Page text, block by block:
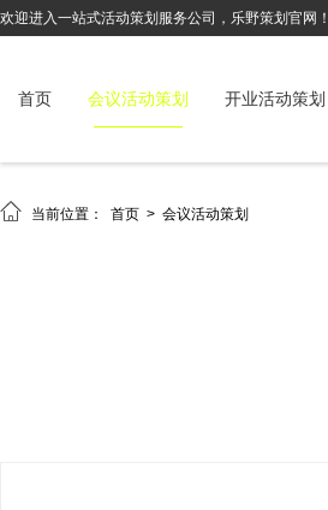
欢迎进入一站式活动策划服务公司，乐野策划官网！
首页 会议活动策划 开业活动策划
 当前位置： 首页 > 会议活动策划